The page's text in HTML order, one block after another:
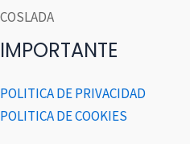
COSLADA
IMPORTANTE
POLITICA DE PRIVACIDAD
POLITICA DE COOKIES